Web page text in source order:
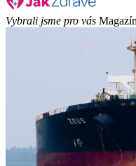
Vybrali jsme pro vás